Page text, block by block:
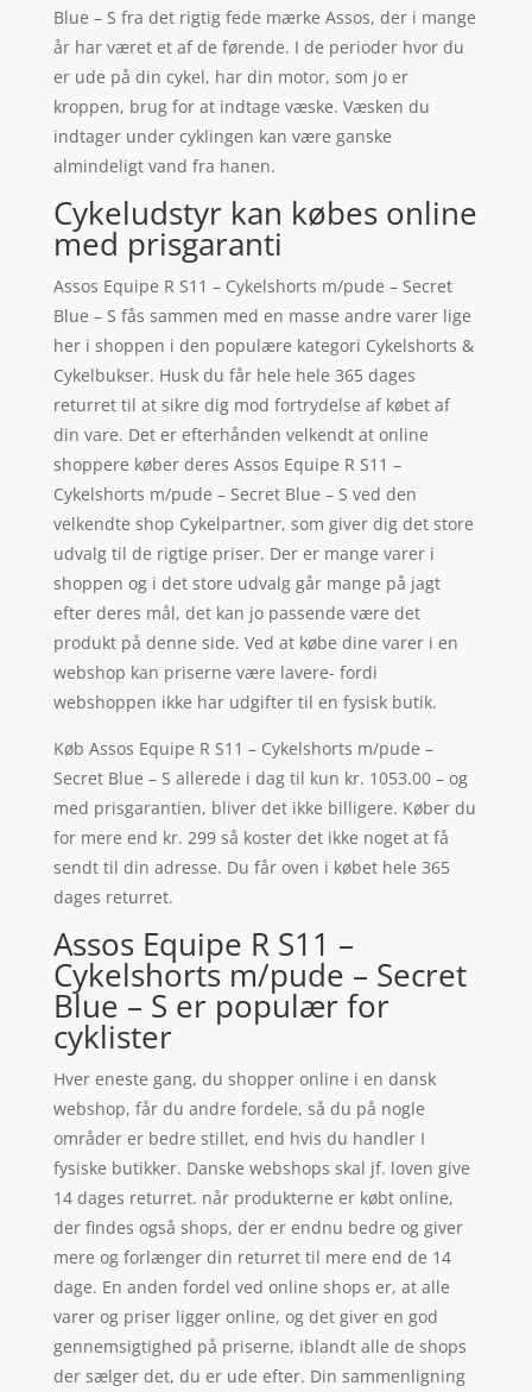
Blue – S fra det rigtig fede mærke Assos, der i mange
år har været et af de førende. I de perioder hvor du
er ude på din cykel, har din motor, som jo er
kroppen, brug for at indtage væske. Væsken du
indtager under cyklingen kan være ganske
almindeligt vand fra hanen.
Cykeludstyr kan købes online
med prisgaranti
Assos Equipe R S11 – Cykelshorts m/pude – Secret
Blue – S fås sammen med en masse andre varer lige
her i shoppen i den populære kategori Cykelshorts &
Cykelbukser. Husk du får hele hele 365 dages
returret til at sikre dig mod fortrydelse af købet af
din vare. Det er efterhånden velkendt at online
shoppere køber deres Assos Equipe R S11 –
Cykelshorts m/pude – Secret Blue – S ved den
velkendte shop Cykelpartner, som giver dig det store
udvalg til de rigtige priser. Der er mange varer i
shoppen og i det store udvalg går mange på jagt
efter deres mål, det kan jo passende være det
produkt på denne side. Ved at købe dine varer i en
webshop kan priserne være lavere- fordi
webshoppen ikke har udgifter til en fysisk butik.
Køb Assos Equipe R S11 – Cykelshorts m/pude –
Secret Blue – S allerede i dag til kun kr. 1053.00 – og
med prisgarantien, bliver det ikke billigere. Køber du
for mere end kr. 299 så koster det ikke noget at få
sendt til din adresse. Du får oven i købet hele 365
dages returret.
Assos Equipe R S11 –
Cykelshorts m/pude – Secret
Blue – S er populær for
cyklister
Hver eneste gang, du shopper online i en dansk
webshop, får du andre fordele, så du på nogle
områder er bedre stillet, end hvis du handler I
fysiske butikker. Danske webshops skal jf. loven give
14 dages returret. når produkterne er købt online,
der findes også shops, der er endnu bedre og giver
mere og forlænger din returret til mere end de 14
dage. En anden fordel ved online shops er, at alle
varer og priser ligger online, og det giver en god
gennemsigtighed på priserne, iblandt alle de shops
der sælger det, du er ude efter. Din sammenligning